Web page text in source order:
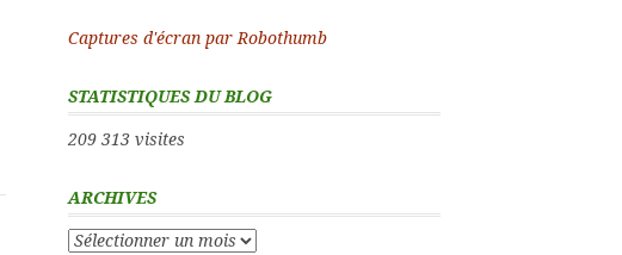
Captures d'écran par Robothumb
STATISTIQUES DU BLOG
209 313 visites
ARCHIVES
Archives